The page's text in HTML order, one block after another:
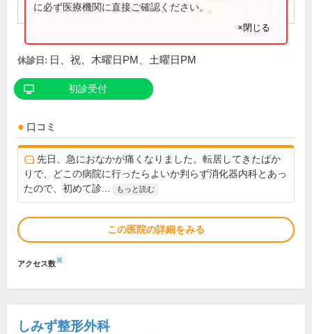
15:00～18:00 ● ● ●
に必ず医療機関に直接ご確認ください。
×閉じる
休診日: 日、祝、木曜日PM、土曜日PM
初診受付
口コミ
先日、急におなかが痛くなりました。転居してきたばか
りで、どこの病院に行ったらよいか判らず消化器内科とあっ
たので、初めて診...
もっと読む
この医院の詳細をみる
アクセス数※
しみず整形外科